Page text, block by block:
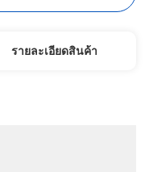
รายละเอียดสินค้า